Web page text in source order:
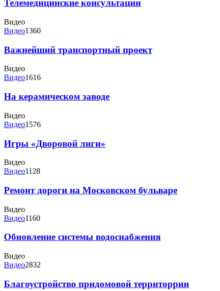
Телемедицинские консультации
Видео
Видео1360
Важнейший транспортный проект
Видео
Видео1616
На керамическом заводе
Видео
Видео1576
Игры «Дворовой лиги»
Видео
Видео1128
Ремонт дороги на Московском бульваре
Видео
Видео1160
Обновление системы водоснабжения
Видео
Видео2832
Благоустройство придомовой территоррии